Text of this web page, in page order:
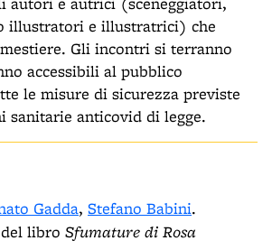
illustratori e illustratrici) che
Gli incontri si terranno
accessibili al pubblico
le misure di sicurezza previste
sanitarie anticovid di legge.
Gadda, Stefano Babini.
libro Sfumature di Rosa